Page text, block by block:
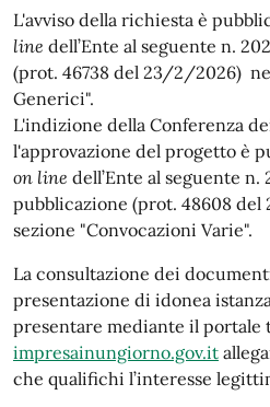
L'avviso della richiesta è
line dell’Ente al seguente n.
(prot. 46738 del 23/2/2026)
Generici".
L'indizione della Conferenza
l'approvazione del progetto è
on line dell’Ente al seguente n.
pubblicazione (prot. 48608
sezione "Convocazioni Varie".
La consultazione dei
presentazione di idonea
presentare mediante il portale
impresainungiorno.gov.it
che qualifichi l’interesse